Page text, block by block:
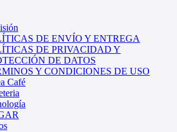
DE ENVÍO Y ENTREGA
DE PRIVACIDAD Y
DE DATOS
Y CONDICIONES DE USO
Café